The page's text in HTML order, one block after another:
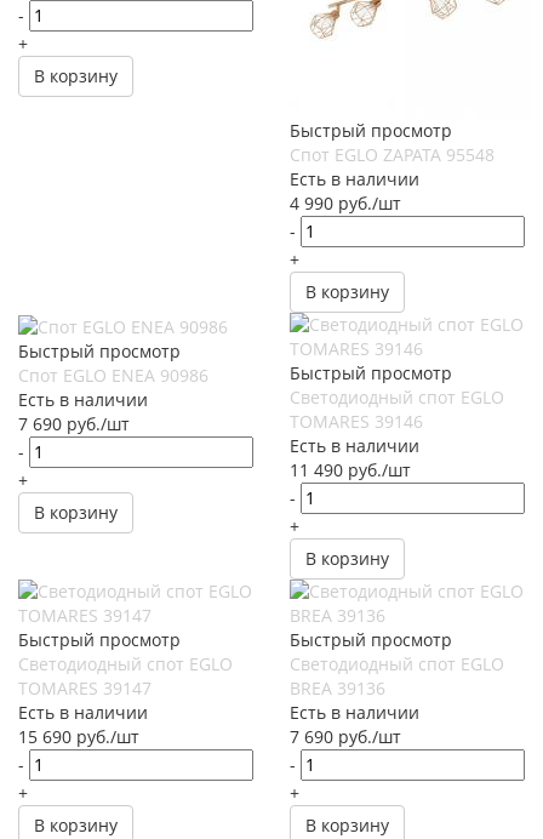
-
+
В корзину
Быстрый просмотр
Спот EGLO ZAPATA 95548
Есть в наличии
4 990 руб./шт
-
+
В корзину
Быстрый просмотр
Спот EGLO ENEA 90986
Есть в наличии
7 690 руб./шт
-
+
В корзину
Быстрый просмотр
Светодиодный спот EGLO
TOMARES 39146
Есть в наличии
11 490 руб./шт
-
+
В корзину
Быстрый просмотр
Светодиодный спот EGLO
TOMARES 39147
Есть в наличии
15 690 руб./шт
-
+
В корзину
Быстрый просмотр
Светодиодный спот EGLO
BREA 39136
Есть в наличии
7 690 руб./шт
-
+
В корзину